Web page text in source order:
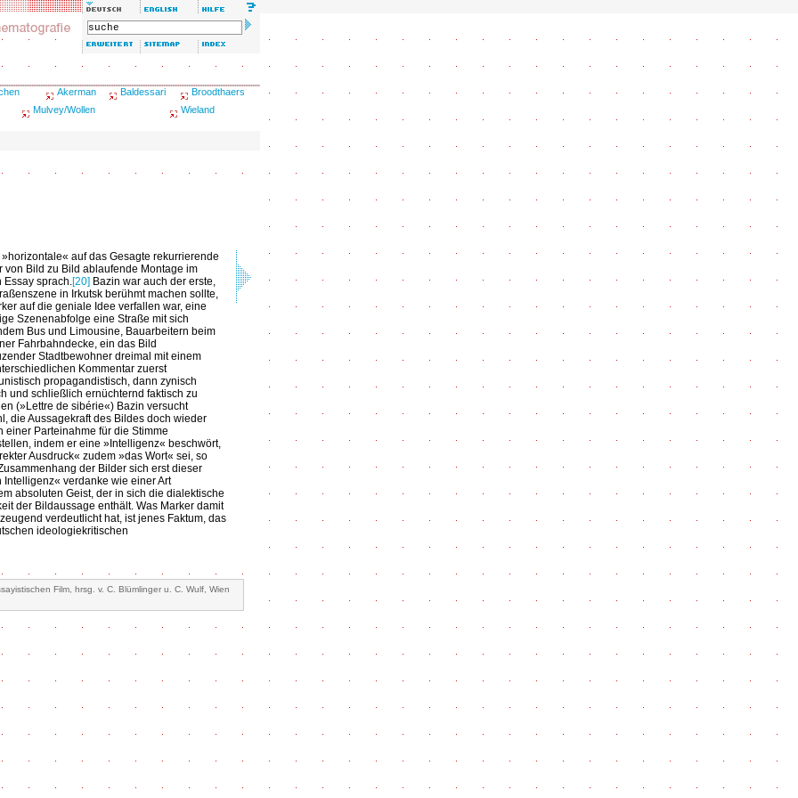
Akerman Baldessari
Broodthaers
Mulvey/Wollen
Wieland
auf das Gesagte rekurrierende
von Bild zu Bild ablaufende Montage im
Essay sprach.[20] Bazin war auch der erste,
in Irkutsk berühmt machen sollte,
auf die geniale Idee verfallen war, eine
Szenenabfolge eine Straße mit sich
Bus und Limousine, Bauarbeitern beim
Fahrbahndecke, ein das Bild
Stadtbewohner dreimal mit einem
Kommentar zuerst
propagandistisch, dann zynisch
und schließlich ernüchternd faktisch zu
(»Lettre de sibérie«) Bazin versucht
die Aussagekraft des Bildes doch wieder
einer Parteinahme für die Stimme
indem er eine »Intelligenz« beschwört,
Ausdruck« zudem »das Wort« sei, so
der Bilder sich erst dieser
Intelligenz« verdanke wie einer Art
absoluten Geist, der in sich die dialektische
der Bildaussage enthält. Was Marker damit
verdeutlicht hat, ist jenes Faktum, das
ideologiekritischen
Film, hrsg. v. C. Blümlinger u. C. Wulf, Wien